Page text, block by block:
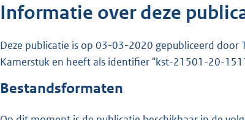
Informatie over deze
Deze publicatie is op 03-03-2020 gepubliceerd door
Kamerstuk en heeft als identifier "kst-21501-20-
Bestandsformaten